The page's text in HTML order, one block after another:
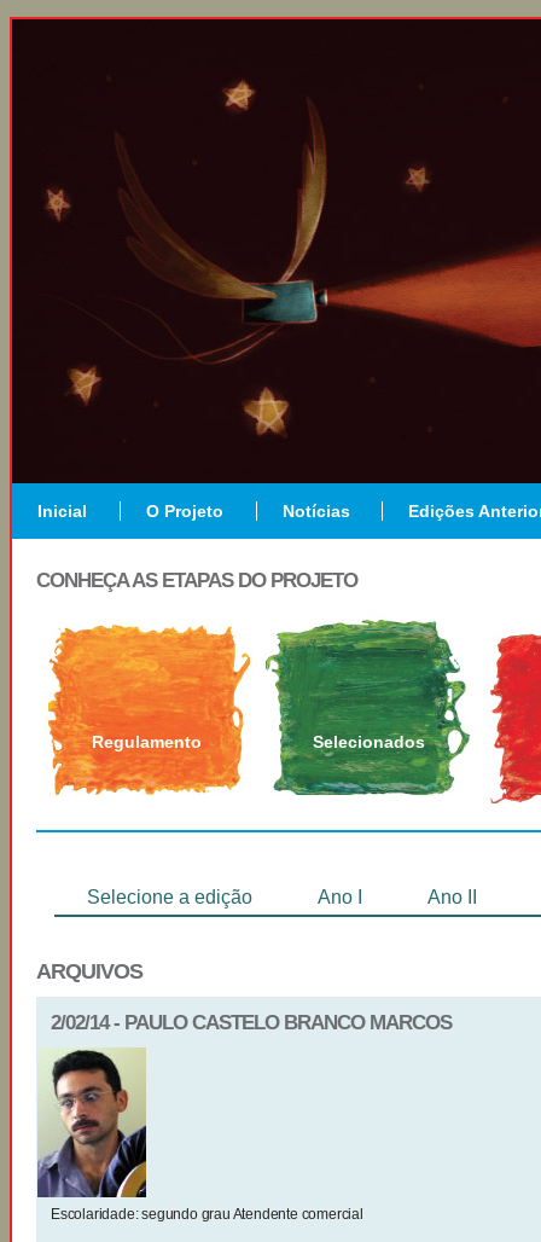
Inicial O Projeto Notícias Edições
CONHEÇA AS ETAPAS DO PROJETO
Regulamento Selecionados
Selecione a edição Ano I Ano II
ARQUIVOS
2/02/14 - PAULO CASTELO BRANCO MARCOS
Escolaridade: segundo grau Atendente comercial